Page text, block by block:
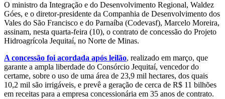
O ministro da Integração e do Desenvolvimento Regional, Waldez
Góes, e o diretor-presidente da Companhia de Desenvolvimento dos
Vales do São Francisco e do Parnaíba (Codevasf), Marcelo Moreira,
assinam, nesta quarta-feira (10), o contrato de concessão do Projeto
Hidroagrícola Jequitaí, no Norte de Minas.
A concessão foi acordada após leilão, realizado em março, que
garante a ampla liberdade do Consórcio Jequitaí, vencedor do
certame, sobre o uso de uma área de 23,9 mil hectares, dos quais
10,2 mil são irrigáveis, e prevê a geração de cerca de R$ 11 bilhões
em receitas para a empresa concessionária em 35 anos de contrato.